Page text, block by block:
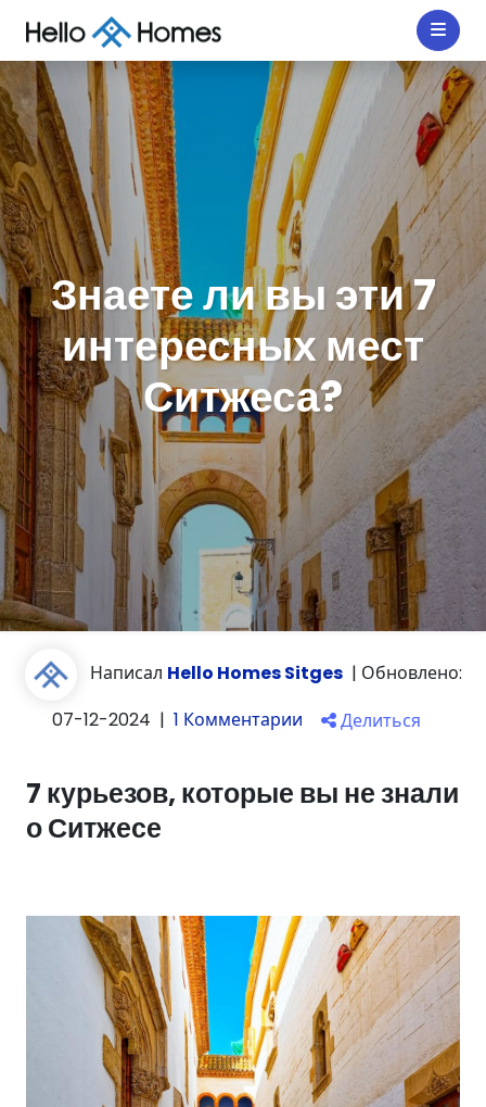
Знаете ли вы эти 7
интересных мест
Ситжеса?
Написал Hello Homes Sitges | Обновлено:
07-12-2024 | 1 Комментарии Делиться
7 курьезов, которые вы не знали
о Ситжесе